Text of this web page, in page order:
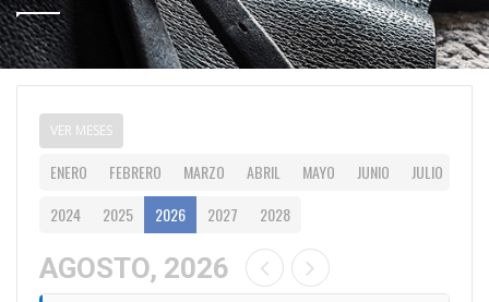
VER MESES
ENERO FEBRERO MARZO ABRIL MAYO JUNIO JULIO
2024
2025 2026 2027 2028
AGOSTO, 2026